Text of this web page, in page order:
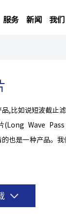
服务 新闻 我们
,比如说短波截止
(Long Wave Pass
也是一种产品。我